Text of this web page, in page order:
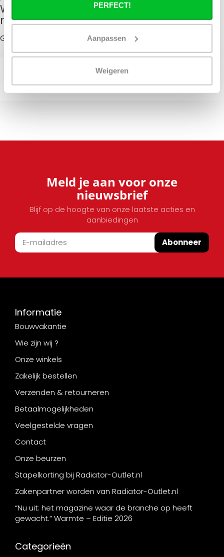
PERFECT!
Aanpassen
Weigeren
Wanneer bezorgt de vrachtservice in uw
regio?
Geldt niet voor postzendingen!
Meld je aan voor onze
nieuwsbrief
Blijf op de hoogte van onze laatste acties en
aanbiedingen
Abonneer
Informatie
Bouwvakantie
Wie zijn wij ?
Onze winkels
Zakelijk bestellen
Verzenden & retourneren
Betaalmogelijkheden
Veelgestelde vragen
Contact
Onze beurzen
Stapelkorting bij Radiator-Outlet.nl
Zakenpartner worden van Radiator-Outlet.nl
“Nu uit: het magazine waar de branche op heeft
gewacht.” Warmte – Editie 2026
Categorieën